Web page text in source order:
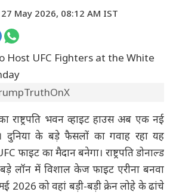
May 2026, 08:12 AM IST
राष्ट्रपति भवन व्हाइट हाउस अब एक नई
दुनिया के बड़े फैसलों का गवाह रहा यह
फाइट का मैदान बनेगा। राष्ट्रपति डोनाल्ड
लॉन में विशाल केज फाइट एरीना बनवा
2026 को वहां बड़ी-बड़ी क्रेन लोहे के ढांचे